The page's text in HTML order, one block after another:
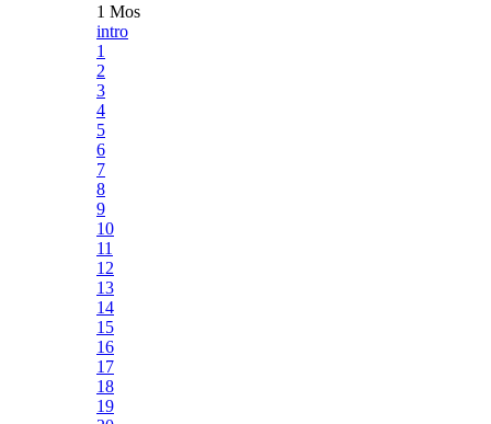
1 Mos
intro
1
2
3
4
5
6
7
8
9
10
11
12
13
14
15
16
17
18
19